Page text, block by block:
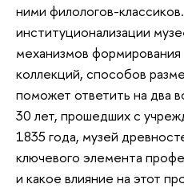
ними филологов-
институционализации
механизмов
коллекций, способов
поможет ответить на два
30 лет, прошедших с
1835 года, музей
ключевого элемента
и какое влияние на этот